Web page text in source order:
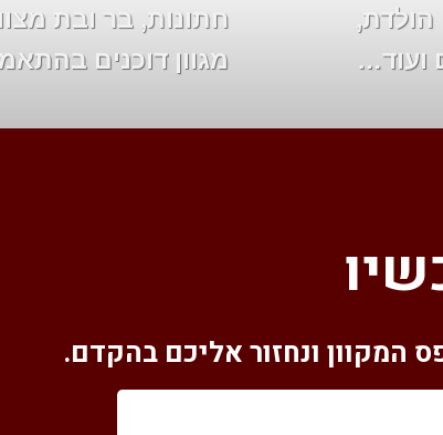
הולדת,
ועוד…
חתונות, בר ובת
מגוון דוכנים
המקוון ונחזור אליכם בהקדם.